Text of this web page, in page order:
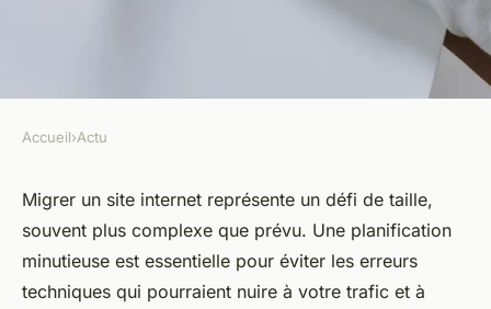
Optimisez la migration de
votre site internet en toute
sérénité
Accueil›Actu
Migrer un site internet représente un défi de taille,
souvent plus complexe que prévu. Une planification
minutieuse est essentielle pour éviter les erreurs
techniques qui pourraient nuire à votre trafic et à